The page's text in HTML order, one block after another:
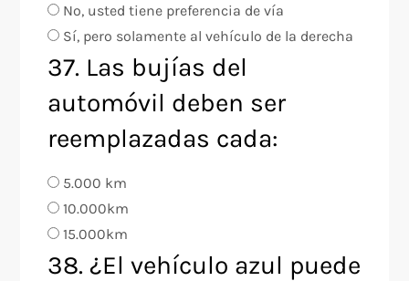
No, usted tiene preferencia de vía
Sí, pero solamente al vehículo de la derecha
37. Las bujías del
automóvil deben ser
reemplazadas cada:
5.000 km
10.000km
15.000km
38. ¿El vehículo azul puede